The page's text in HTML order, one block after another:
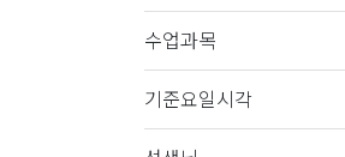
수업과목
기준요일시각